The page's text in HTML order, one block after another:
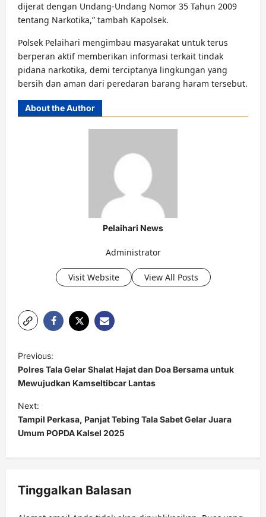
dijerat dengan Undang-Undang Nomor 35 Tahun 2009
tentang Narkotika,” tambah Kapolsek.
Polsek Pelaihari mengimbau masyarakat untuk terus
berperan aktif memberikan informasi terkait tindak
pidana narkotika, demi terciptanya lingkungan yang
bersih dan aman dari peredaran barang haram tersebut.
About the Author
Pelaihari News
Administrator
Visit Website View All Posts
o
s
t
n
a
v
g
Previous:
Polres Tala Gelar Shalat Hajat dan Doa Bersama untuk
Mewujudkan Kamseltibcar Lantas
Next:
Tampil Perkasa, Panjat Tebing Tala Sabet Gelar Juara
Umum POPDA Kalsel 2025
Tinggalkan Balasan